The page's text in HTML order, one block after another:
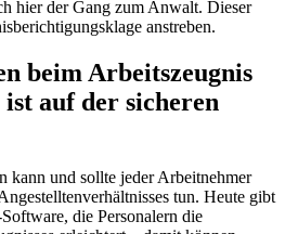
hier der Gang zum Anwalt. Dieser
anstreben.
beim Arbeitszeugnis
auf der sicheren
kann und sollte jeder Arbeitnehmer
tun. Heute gibt
die Personalern die